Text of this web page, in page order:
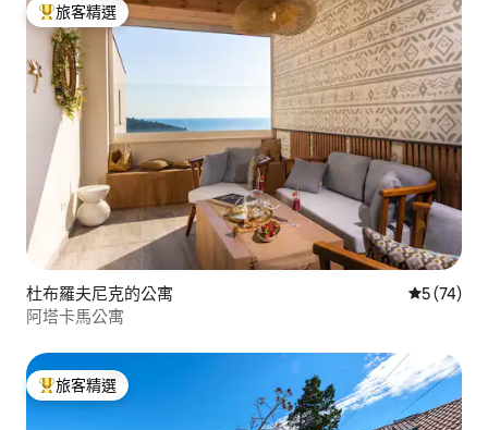
旅客精選榜首
旅客精選
杜布羅夫尼克的公寓 從 74 則評
5 (74)
阿塔卡馬公寓
旅客精選榜首
旅客精選